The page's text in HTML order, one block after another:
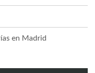
en Madrid